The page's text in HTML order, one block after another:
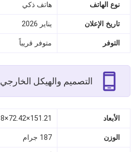
نوع الهاتف هاتف ذكي
تاريخ الإعلان يناير 2026
التوفر متوفر قريباً
التصميم والهيكل الخارجي
الأبعاد 151.21×72.42×8 مم
الوزن 187 جرام